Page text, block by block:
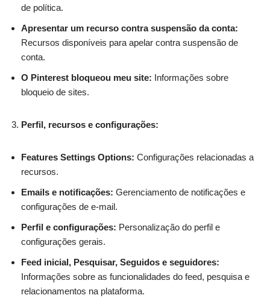
de política.
Apresentar um recurso contra suspensão da conta:
Recursos disponíveis para apelar contra suspensão de
conta.
O Pinterest bloqueou meu site: Informações sobre
bloqueio de sites.
Perfil, recursos e configurações:
Features Settings Options: Configurações relacionadas a
recursos.
Emails e notificações: Gerenciamento de notificações e
configurações de e-mail.
Perfil e configurações: Personalização do perfil e
configurações gerais.
Feed inicial, Pesquisar, Seguidos e seguidores:
Informações sobre as funcionalidades do feed, pesquisa e
relacionamentos na plataforma.